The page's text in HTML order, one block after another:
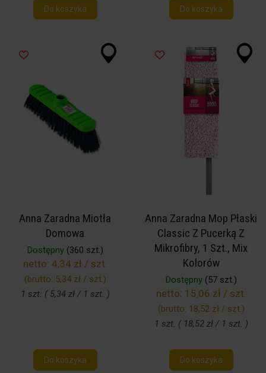
Do koszyka Do koszyka
Anna Zaradna Miotła
Domowa
Dostępny(360 szt.)
netto: 4,34 zł / szt.
(brutto: 5,34 zł / szt.)
1 szt. ( 5,34 zł / 1 szt. )
Do koszyka
Anna Zaradna Mop Płaski
Classic Z Pucerką Z
Mikrofibry, 1 Szt., Mix
Kolorów
Dostępny(57 szt.)
netto: 15,06 zł / szt.
(brutto: 18,52 zł / szt.)
1 szt. ( 18,52 zł / 1 szt. )
Do koszyka